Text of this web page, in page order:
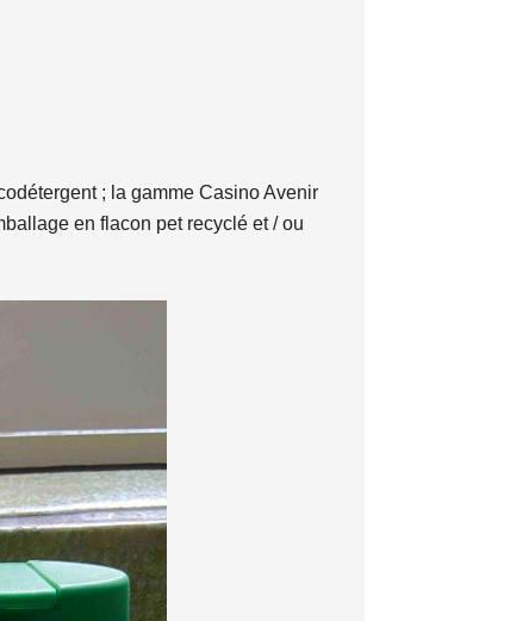
; la gamme Casino Avenir
en flacon pet recyclé et / ou